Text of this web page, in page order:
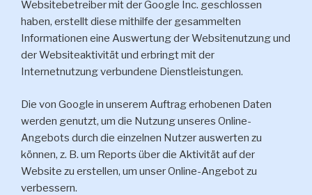
Websitebetreiber mit der Google Inc. geschlossen
haben, erstellt diese mithilfe der gesammelten
Informationen eine Auswertung der Websitenutzung und
der Websiteaktivität und erbringt mit der
Internetnutzung verbundene Dienstleistungen.
Die von Google in unserem Auftrag erhobenen Daten
werden genutzt, um die Nutzung unseres Online-
Angebots durch die einzelnen Nutzer auswerten zu
können, z. B. um Reports über die Aktivität auf der
Website zu erstellen, um unser Online-Angebot zu
verbessern.